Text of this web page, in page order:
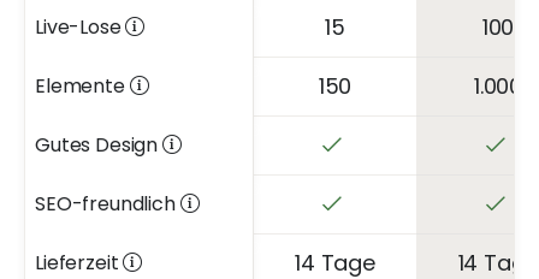
Live-Lose 15 100
Elemente 150 1.000
Gutes Design
SEO-freundlich
Lieferzeit 14 Tage 14 Tage